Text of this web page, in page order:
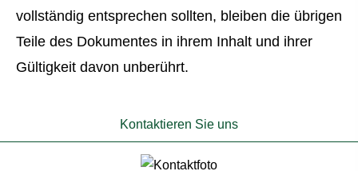
vollständig entsprechen sollten, bleiben die übrigen
Teile des Dokumentes in ihrem Inhalt und ihrer
Gültigkeit davon unberührt.
Kontaktieren Sie uns